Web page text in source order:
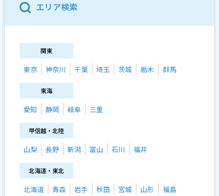
エリア検索
関東
東京 神奈川 千葉 埼玉 茨城 栃木 群馬
東海
愛知 静岡 岐阜 三重
甲信越・北陸
山梨 長野 新潟 富山 石川 福井
北海道・東北
北海道 青森 岩手 秋田 宮城 山形 福島